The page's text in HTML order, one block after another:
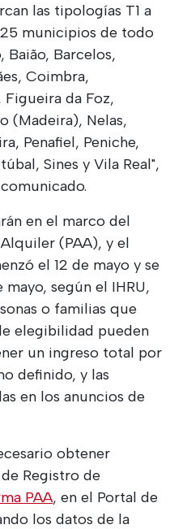
las tipologías T1 a
municipios de todo
Baião, Barcelos,
Coimbra,
da Foz,
(Madeira), Nelas,
Penafiel, Peniche,
Sines y Vila Real",
en el marco del
(PAA), y el
el 12 de mayo y se
según el IHRU,
o familias que
elegibilidad pueden
un ingreso total por
definido, y las
en los anuncios de
obtener
Registro de
PAA, en el Portal de
los datos de la